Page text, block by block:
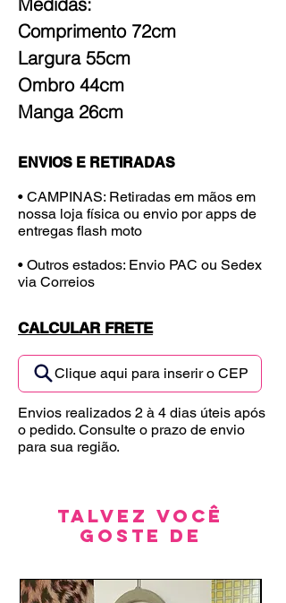
Comprimento 72cm
Largura 55cm
Ombro 44cm
Manga 26cm
ENVIOS E RETIRADAS
• CAMPINAS: Retiradas em mãos em
nossa loja física ou envio por apps de
entregas flash moto
• Outros estados: Envio PAC ou Sedex
via Correios
CALCULAR FRETE
Clique aqui para inserir o CEP
Envios realizados 2 à 4 dias úteis após
o pedido. Consulte o prazo de envio
para sua região.
Talvez você
goste de